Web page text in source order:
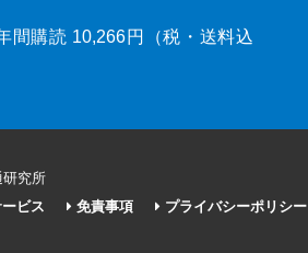
購読 10,266円（税・送料込
究所
ビス 免責事項 プライバシーポリシー